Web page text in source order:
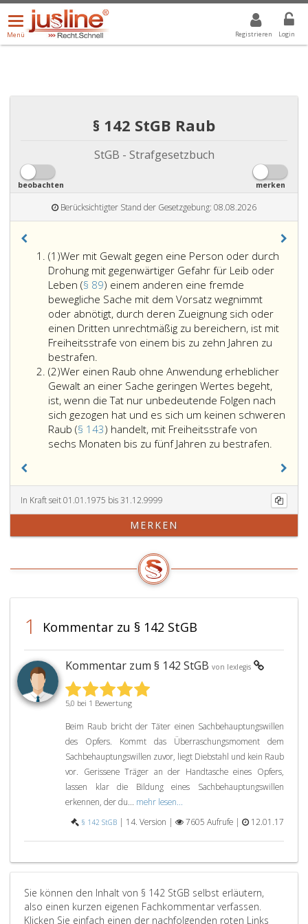
Registrieren Login
Menü
öffnen/schließen
Menü
ALLE DROPDOWN: GEWÄHLTER WERT IST ALLE
§ 142 StGB Raub
StGB - Strafgesetzbuch
beobachten merken
Berücksichtigter Stand der Gesetzgebung: 08.08.2026
(1)Absatz
eins
Wer mit Gewalt gegen eine Person oder durch
Drohung mit gegenwärtiger Gefahr für Leib oder
Leben (§ 89) einem anderen eine fremde
bewegliche Sache mit dem Vorsatz wegnimmt
oder abnötigt, durch deren Zueignung sich oder
einen Dritten unrechtmäßig zu bereichern, ist mit
Freiheitsstrafe von einem bis zu zehn Jahren zu
bestrafen.
mit
Gewalt
gegen
eine
Person
oder
mit
gegenwärtiger
Gefahr
Leben
(Paragraph
89,)
anderen
fremde
bewegliche
Sache
mit
Vorsatz
wegnimmt
oder
abnötigt,
durch
deren
Zueignung
einen
Dritten
unrechtmäßig
zu
bereichern,
(2)Absatz
2
Wer einen Raub ohne Anwendung erheblicher
Gewalt an einer Sache geringen Wertes begeht,
ist, wenn die Tat nur unbedeutende Folgen nach
sich gezogen hat und es sich um keinen schweren
Raub (§ 143) handelt, mit Freiheitsstrafe von
sechs Monaten bis zu fünf Jahren zu bestrafen.
Raub
ohne
Sache
Wertes
nach
sich
hat
und
sich
Raub
In Kraft seit 01.01.1975 bis 31.12.9999
MERKEN
1 Kommentar zu § 142 StGB
Kommentar zum § 142 StGB von lexlegis
5,0 bei 1 Bewertung
Beim Raub bricht der Täter einen Sachbehauptungswillen
des Opfers. Kommt das Überraschungsmoment dem
Sachbehauptungswillen zuvor, liegt Diebstahl und kein Raub
vor. Gerissene Träger an der Handtasche eines Opfers,
lassen klar die Bildung eines Sachbehauptungswillen
erkennen, der du... mehr lesen...
§ 142 StGB | 14. Version | 7605 Aufrufe | 12.01.17
Sie können den Inhalt von § 142 StGB selbst erläutern,
also einen kurzen eigenen Fachkommentar verfassen.
Klicken Sie einfach einen der nachfolgenden roten Links